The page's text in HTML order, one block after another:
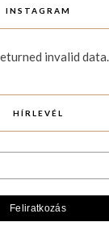
INSTAGRAM
invalid data.
HÍRLEVÉL